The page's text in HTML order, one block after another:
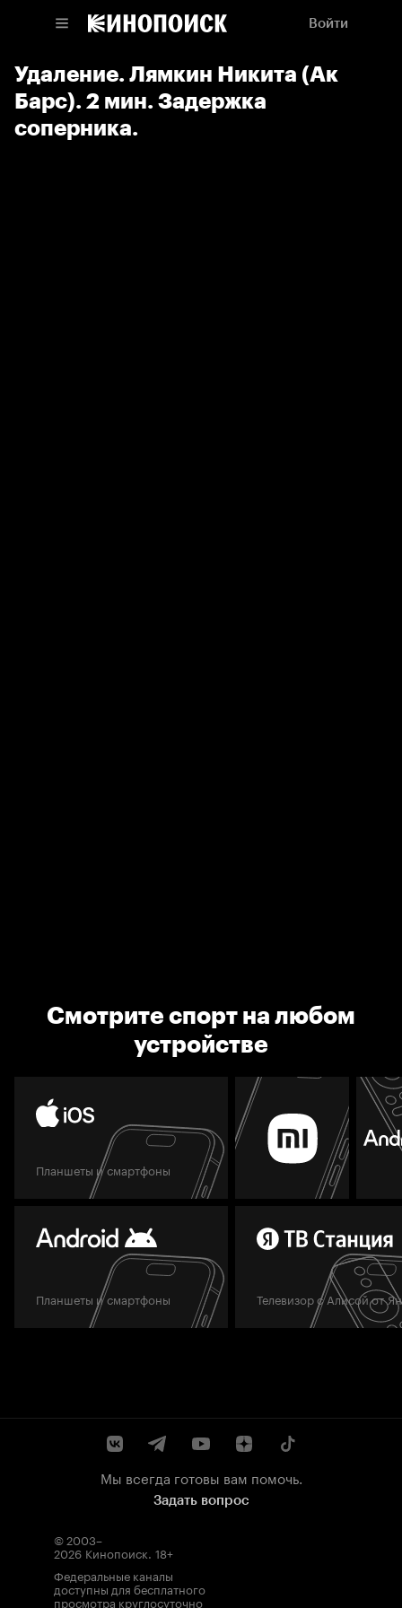
Войти
Удаление. Лямкин Никита (Ак
Барс). 2 мин. Задержка
соперника.
Смотрите спорт на любом
устройстве
Планшеты и смартфоны
Планшеты и смартфоны Телевизор с Алисой от
Мы всегда готовы вам помочь.
Задать вопрос
© 2003–
2026 Кинопоиск. 18+
Федеральные каналы
доступны для бесплатного
просмотра круглосуточно